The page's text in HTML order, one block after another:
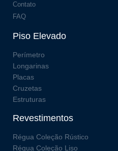
Contato
FAQ
Piso Elevado
Perímetro
Longarinas
Placas
Cruzetas
Estruturas
Revestimentos
Régua Coleção Rústico
Régua Coleção Liso